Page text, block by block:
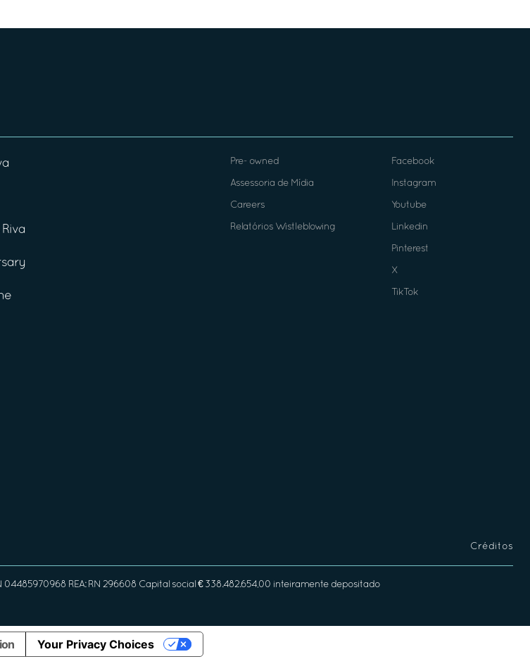
Pre- owned
Assessoria de Mídia
Careers
Relatórios Wistleblowing
Facebook
Instagram
Youtube
Linkedin
Pinterest
X
TikTok
Créditos
04485970968 REA: RN 296608 Capital social € 338.482.654,00 inteiramente depositado
Your Privacy Choices